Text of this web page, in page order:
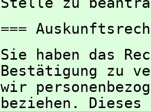
===
Sie haben das
Bestätigung zu
wir
beziehen.